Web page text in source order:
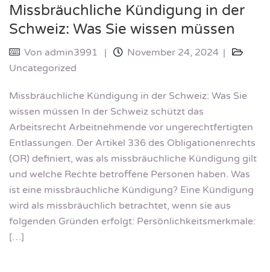
Missbräuchliche Kündigung in der
Schweiz: Was Sie wissen müssen
Von admin3991
November 24, 2024
Uncategorized
Missbräuchliche Kündigung in der Schweiz: Was Sie
wissen müssen In der Schweiz schützt das
Arbeitsrecht Arbeitnehmende vor ungerechtfertigten
Entlassungen. Der Artikel 336 des Obligationenrechts
(OR) definiert, was als missbräuchliche Kündigung gilt
und welche Rechte betroffene Personen haben. Was
ist eine missbräuchliche Kündigung? Eine Kündigung
wird als missbräuchlich betrachtet, wenn sie aus
folgenden Gründen erfolgt: Persönlichkeitsmerkmale:
[…]